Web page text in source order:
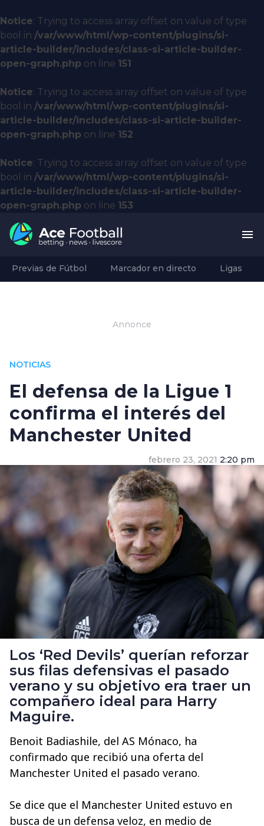
Notice: Trying to access array offset on value of type
bool in /var/www/html/wp-content/plugins/si-
article-builder/includes/class-si-article-builder-
open-graph.php on line 151
Notice: Trying to access array offset on value of type
bool in /var/www/html/wp-content/plugins/si-
article-builder/includes/class-si-article-builder-
open-graph.php on line 152
Notice: Trying to access array offset on value of type
bool in /var/www/html/wp-content/plugins/si-
article-builder/includes/class-si-article-builder-
open-graph.php on line 153
Previas de Fútbol Marcador en directo Ligas
Annonce
NOTICIAS
El defensa de la Ligue 1
confirma el interés del
Manchester United
febrero 23, 2021 2:20 pm
Los ‘Red Devils’ querían reforzar
sus filas defensivas el pasado
verano y su objetivo era traer un
compañero ideal para Harry
Maguire.
Benoit Badiashile, del AS Mónaco, ha
confirmado que recibió una oferta del
Manchester United el pasado verano.
Se dice que el Manchester United estuvo en
busca de un defensa veloz, en medio de